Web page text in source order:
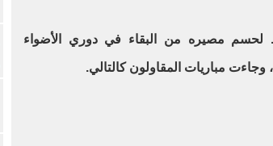
6 مباريات فقط لحسم مصيره من البقاء في دوري الأضواء
وجاءت مباريات المقاولون كالتالي.